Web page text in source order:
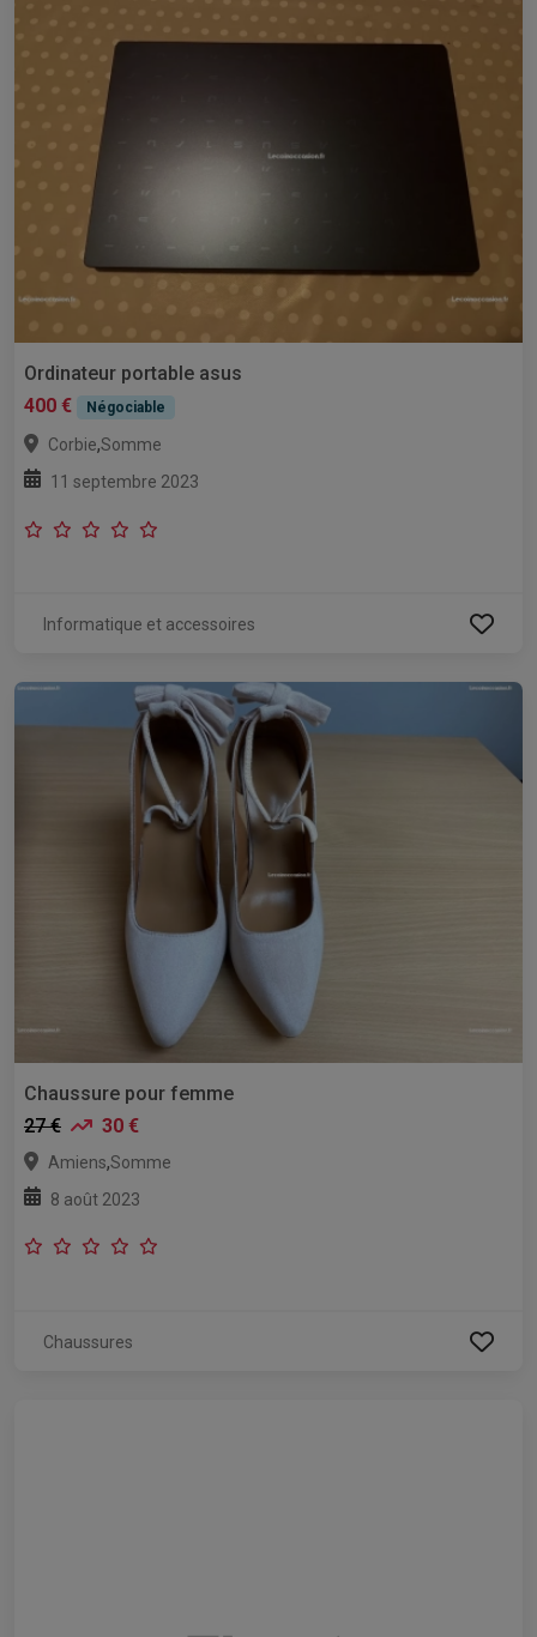
Ordinateur portable asus
400 €
Négociable
Corbie,Somme
11 septembre 2023
Informatique et accessoires
Chaussure pour femme
27 €
30 €
Amiens,Somme
8 août 2023
Chaussures